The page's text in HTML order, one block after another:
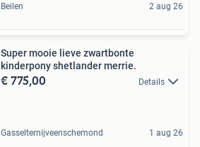
Beilen 2 aug 26
Super mooie lieve zwartbonte
kinderpony shetlander merrie.
€ 775,00 Details
Gasselternijveenschemond 1 aug 26